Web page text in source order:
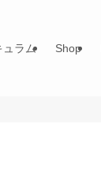
ュラム Shop